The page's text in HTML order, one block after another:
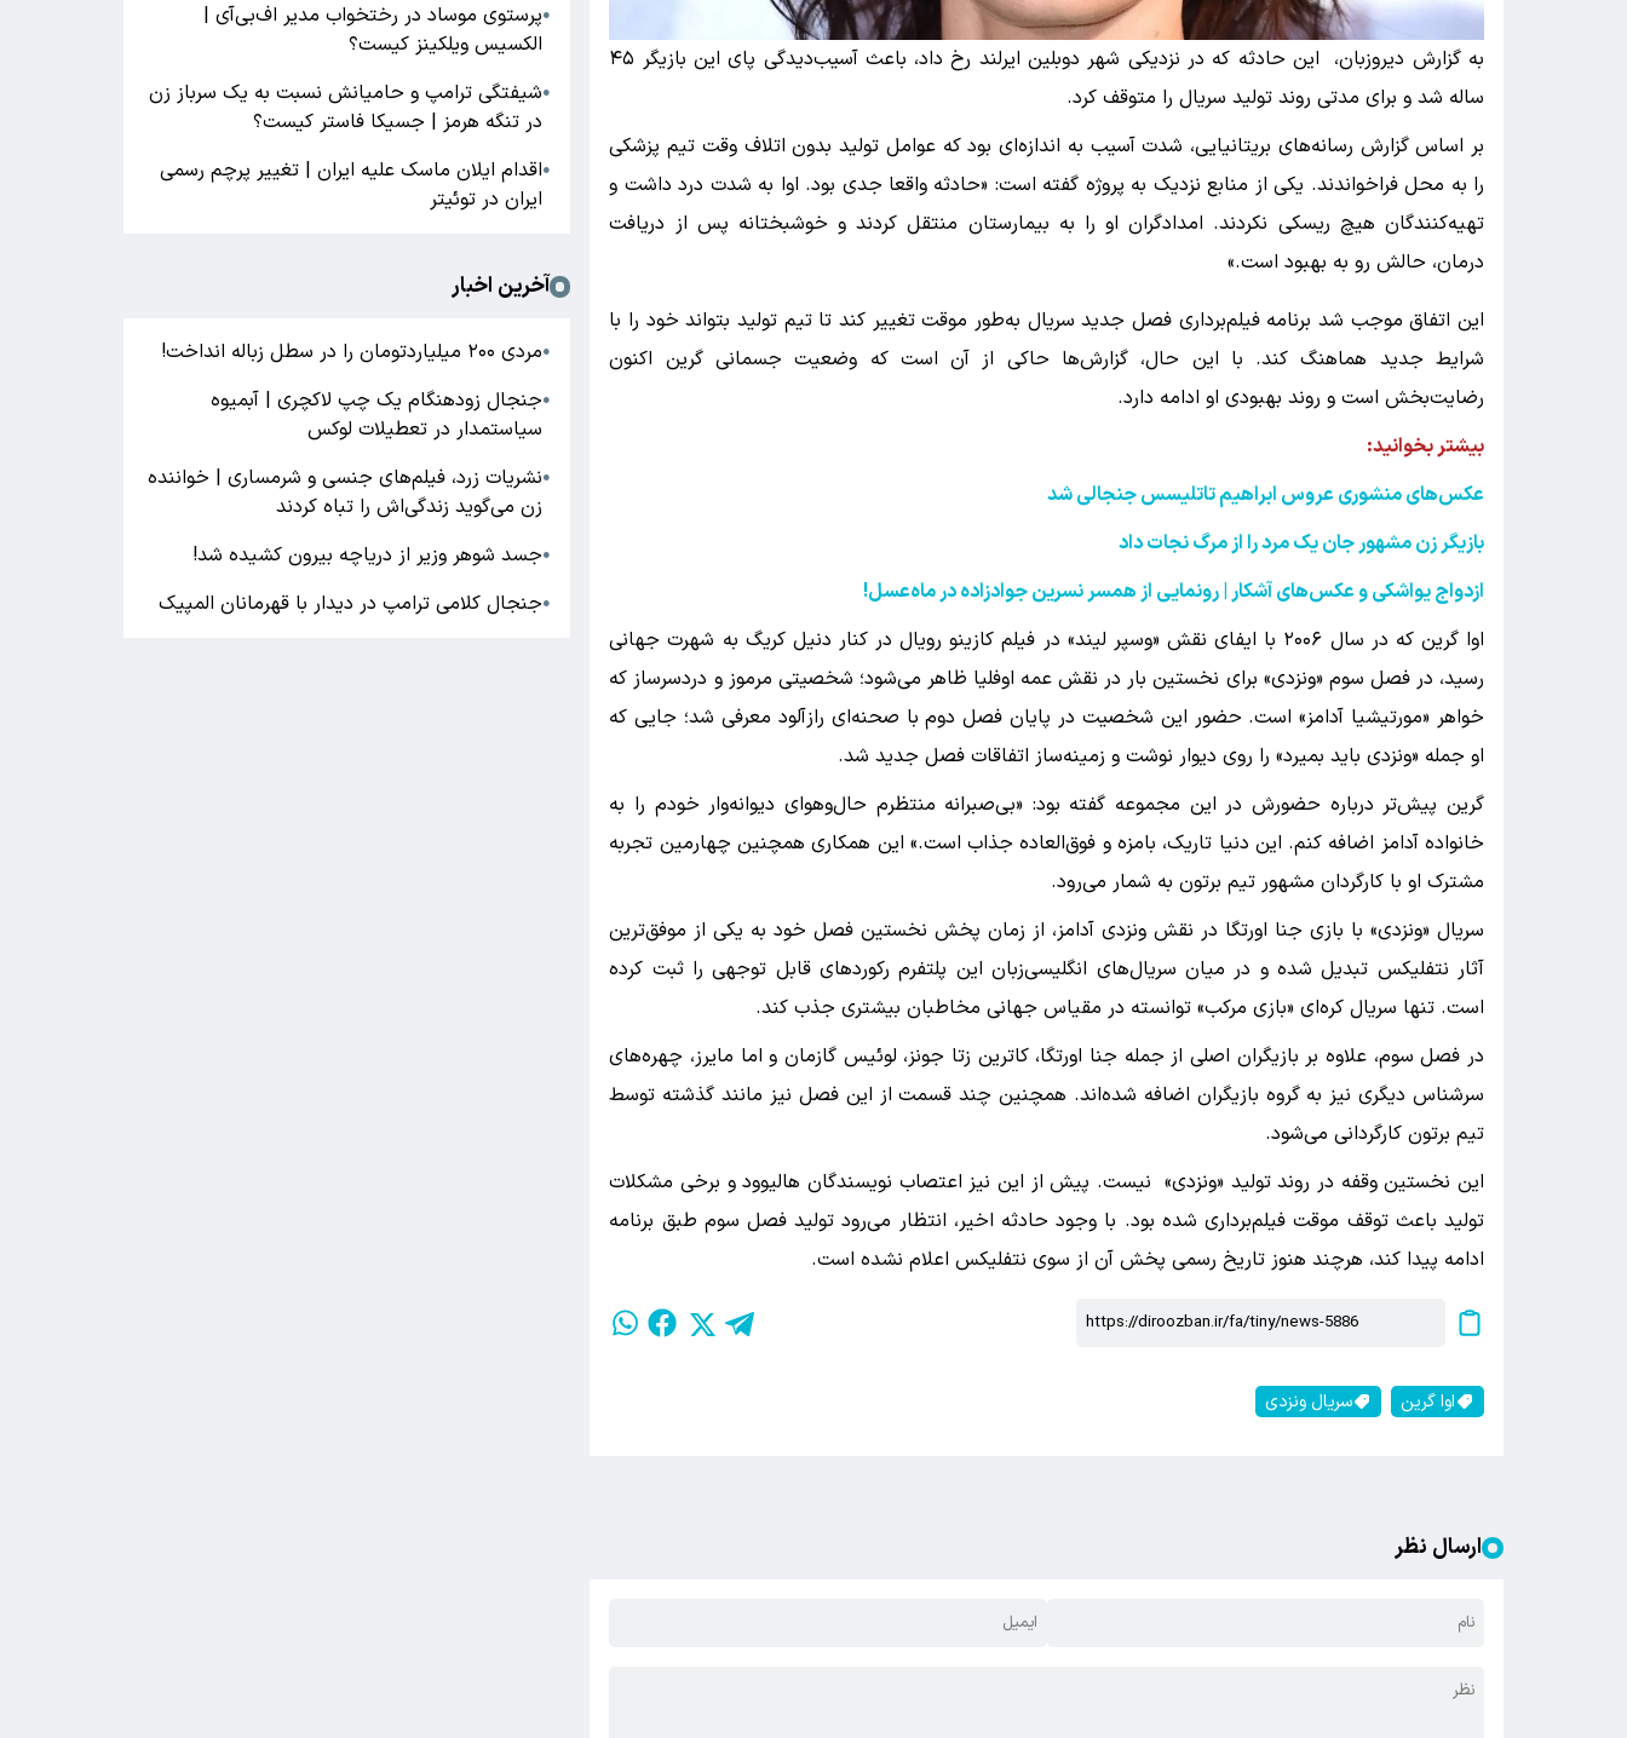
به گزارش دیروزبان، این حادثه که در نزدیکی شهر دوبلین ایرلند رخ داد، باعث آسیب‌دیدگی پای این بازیگر ۴۵
ساله شد و برای مدتی روند تولید سریال را متوقف کرد.
بر اساس گزارش رسانه‌های بریتانیایی، شدت آسیب به اندازه‌ای بود که عوامل تولید بدون اتلاف وقت تیم پزشکی
را به محل فراخواندند. یکی از منابع نزدیک به پروژه گفته است: «حادثه واقعا جدی بود. اوا به شدت درد داشت و
تهیه‌کنندگان هیچ ریسکی نکردند. امدادگران او را به بیمارستان منتقل کردند و خوشبختانه پس از دریافت
درمان، حالش رو به بهبود است.»
این اتفاق موجب شد برنامه فیلم‌برداری فصل جدید سریال به‌طور موقت تغییر کند تا تیم تولید بتواند خود را با
شرایط جدید هماهنگ کند. با این حال، گزارش‌ها حاکی از آن است که وضعیت جسمانی گرین اکنون
رضایت‌بخش است و روند بهبودی او ادامه دارد.
بیشتر بخوانید:
عکس‌های منشوری عروس ابراهیم تاتلیسس جنجالی شد
بازیگر زن مشهور جان یک مرد را از مرگ نجات داد
ازدواج یواشکی و عکس‌های آشکار | رونمایی از همسر نسرین جوادزاده در ماه‌عسل!
اوا گرین که در سال ۲۰۰۶ با ایفای نقش «وسپر لیند» در فیلم کازینو رویال در کنار دنیل کریگ به شهرت جهانی
رسید، در فصل سوم «ونزدی» برای نخستین بار در نقش عمه اوفلیا ظاهر می‌شود؛ شخصیتی مرموز و دردسرساز که
خواهر «مورتیشیا آدامز» است. حضور این شخصیت در پایان فصل دوم با صحنه‌ای رازآلود معرفی شد؛ جایی که
او جمله «ونزدی باید بمیرد» را روی دیوار نوشت و زمینه‌ساز اتفاقات فصل جدید شد.
گرین پیش‌تر درباره حضورش در این مجموعه گفته بود: «بی‌صبرانه منتظرم حال‌وهوای دیوانه‌وار خودم را به
خانواده آدامز اضافه کنم. این دنیا تاریک، بامزه و فوق‌العاده جذاب است.» این همکاری همچنین چهارمین تجربه
مشترک او با کارگردان مشهور تیم برتون به شمار می‌رود.
سریال «ونزدی» با بازی جنا اورتگا در نقش ونزدی آدامز، از زمان پخش نخستین فصل خود به یکی از موفق‌ترین
آثار نتفلیکس تبدیل شده و در میان سریال‌های انگلیسی‌زبان این پلتفرم رکوردهای قابل توجهی را ثبت کرده
است. تنها سریال کره‌ای «بازی مرکب» توانسته در مقیاس جهانی مخاطبان بیشتری جذب کند.
در فصل سوم، علاوه بر بازیگران اصلی از جمله جنا اورتگا، کاترین زتا جونز، لوئیس گازمان و اما مایرز، چهره‌های
سرشناس دیگری نیز به گروه بازیگران اضافه شده‌اند. همچنین چند قسمت از این فصل نیز مانند گذشته توسط
تیم برتون کارگردانی می‌شود.
این نخستین وقفه در روند تولید «ونزدی» نیست. پیش از این نیز اعتصاب نویسندگان هالیوود و برخی مشکلات
تولید باعث توقف موقت فیلم‌برداری شده بود. با وجود حادثه اخیر، انتظار می‌رود تولید فصل سوم طبق برنامه
ادامه پیدا کند، هرچند هنوز تاریخ رسمی پخش آن از سوی نتفلیکس اعلام نشده است.
اوا گرین سریال ونزدی
ارسال نظر
●پرستوی موساد در رختخواب مدیر اف‌بی‌آی |
الکسیس ویلکینز کیست؟
●شیفتگی ترامپ و حامیانش نسبت به یک سرباز زن
در تنگه هرمز | جسیکا فاستر کیست؟
●اقدام ایلان ماسک علیه ایران | تغییر پرچم رسمی
ایران در توئیتر
آخرین اخبار
●مردی ۲۰۰ میلیاردتومان را در سطل زباله انداخت!
●جنجال زودهنگام یک چپ لاکچری | آبمیوه
سیاستمدار در تعطیلات لوکس
●نشریات زرد، فیلم‌های جنسی و شرمساری | خواننده
زن می‌گوید زندگی‌اش را تباه کردند
●جسد شوهر وزیر از دریاچه بیرون کشیده شد!
●جنجال کلامی ترامپ در دیدار با قهرمانان المپیک